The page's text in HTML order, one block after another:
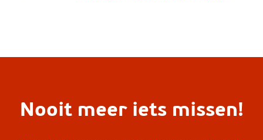
Nooit meer iets missen!